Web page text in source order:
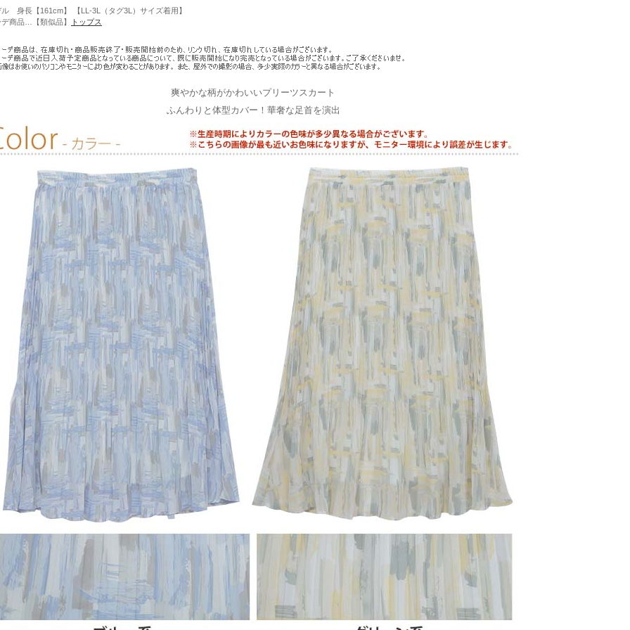
ル 身長【161cm】 【LL-3L（タグ3L）サイズ着用】
商品…【類似品】
トップス
爽やかな柄がかわいいプリーツスカート
ふんわりと体型カバー！華奢な足首を演出